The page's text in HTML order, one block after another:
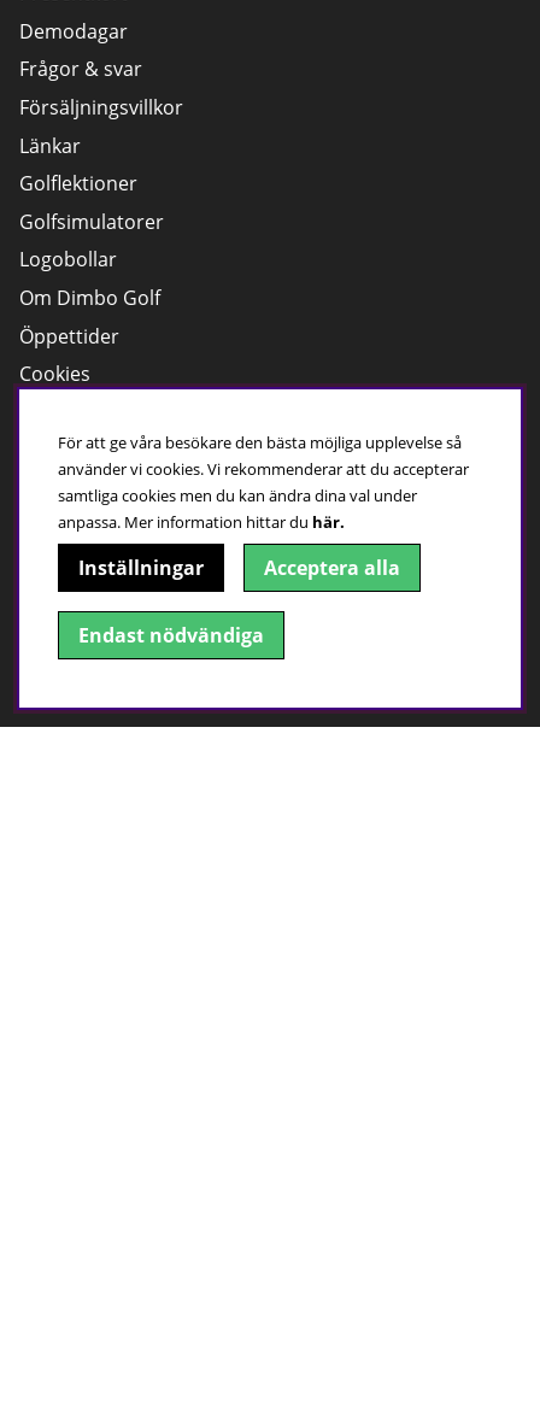
Demodagar
Frågor & svar
Försäljningsvillkor
Länkar
Golflektioner
Golfsimulatorer
Logobollar
Om Dimbo Golf
Öppettider
Cookies
Kundservice
Har du frågor?
Ring:0500 - 410 100
Maila till oss
Öppettider, butik
Mån-Fre; 10:00-18:00
Lör; 09:00-15:00
Sön;Stängt
För att ge våra besökare den bästa möjliga upplevelse så
använder vi cookies. Vi rekommenderar att du accepterar
samtliga cookies men du kan ändra dina val under
anpassa. Mer information hittar du här.
Inställningar Acceptera alla
Endast nödvändiga